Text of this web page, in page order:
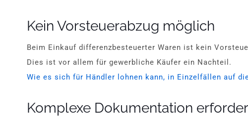
Kein Vorsteuerabzug möglich
Beim Einkauf differenzbesteuerter Waren ist kein
Dies ist vor allem für gewerbliche Käufer ein Nachteil.
Wie es sich für Händler lohnen kann, in Einzelfällen auf
Komplexe Dokumentation